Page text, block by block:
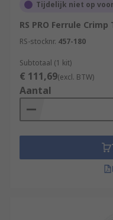
Tijdelijk niet op
RS PRO Ferrule
RS-stocknr. 457-180
Subtotaal (1 kit)
€ 111,69(excl. BTW)
Aantal